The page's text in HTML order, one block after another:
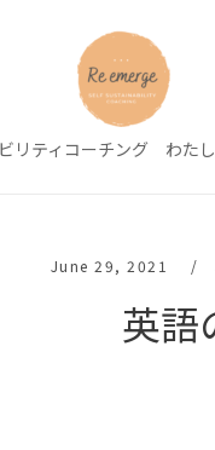
リティコーチング わた
June 29, 2021
英語